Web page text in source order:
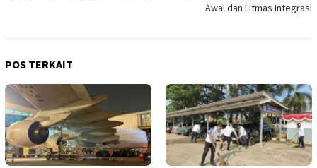
Awal dan Litmas Integrasi
POS TERKAIT